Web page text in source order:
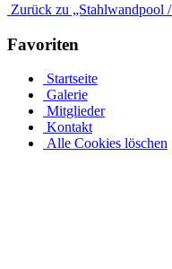
Zurück zu „Stahlwandpool
Favoriten
Startseite
Galerie
Mitglieder
Kontakt
Alle Cookies löschen